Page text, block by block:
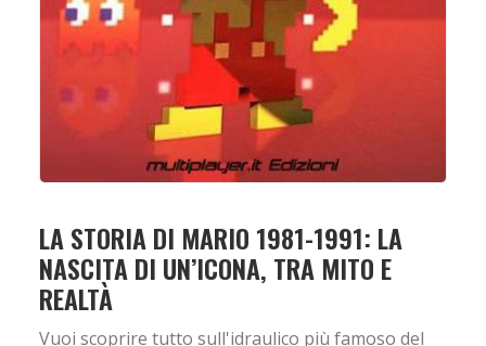
LA STORIA DI MARIO 1981-1991: LA
NASCITA DI UN’ICONA, TRA MITO E
REALTÀ
Vuoi scoprire tutto sull'idraulico più famoso del